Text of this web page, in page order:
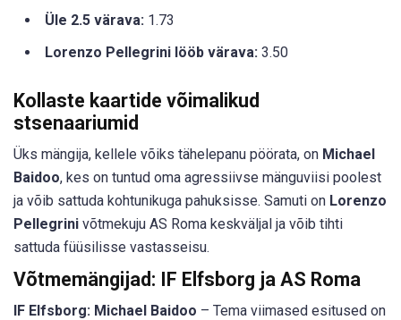
Üle 2.5 värava: 1.73
Lorenzo Pellegrini lööb värava: 3.50
Kollaste kaartide võimalikud
stsenaariumid
Üks mängija, kellele võiks tähelepanu pöörata, on Michael
Baidoo, kes on tuntud oma agressiivse mänguviisi poolest
ja võib sattuda kohtunikuga pahuksisse. Samuti on Lorenzo
Pellegrini võtmekuju AS Roma keskväljal ja võib tihti
sattuda füüsilisse vastasseisu.
Võtmemängijad: IF Elfsborg ja AS Roma
IF Elfsborg: Michael Baidoo – Tema viimased esitused on